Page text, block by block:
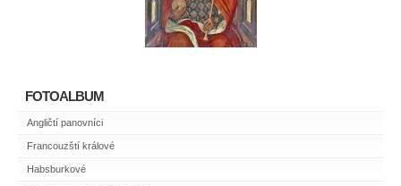
FOTOALBUM
Angličtí panovníci
Francouzští králové
Habsburkové